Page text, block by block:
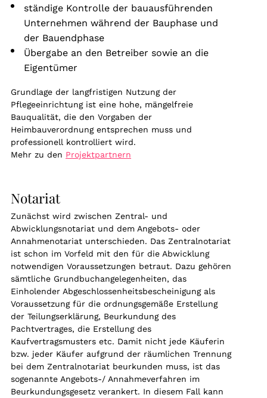
ständige Kontrolle der bauausführenden
Unternehmen während der Bauphase und
der Bauendphase
Übergabe an den Betreiber sowie an die
Eigentümer
Grundlage der langfristigen Nutzung der
Pflegeeinrichtung ist eine hohe, mängelfreie
Bauqualität, die den Vorgaben der
Heimbauverordnung entsprechen muss und
professionell kontrolliert wird.
Mehr zu den Projektpartnern
Notariat
Zunächst wird zwischen Zentral- und
Abwicklungsnotariat und dem Angebots- oder
Annahmenotariat unterschieden. Das Zentralnotariat
ist schon im Vorfeld mit den für die Abwicklung
notwendigen Voraussetzungen betraut. Dazu gehören
sämtliche Grundbuchangelegenheiten, das
Einholender Abgeschlossenheitsbescheinigung als
Voraussetzung für die ordnungsgemäße Erstellung
der Teilungserklärung, Beurkundung des
Pachtvertrages, die Erstellung des
Kaufvertragsmusters etc. Damit nicht jede Käuferin
bzw. jeder Käufer aufgrund der räumlichen Trennung
bei dem Zentralnotariat beurkunden muss, ist das
sogenannte Angebots-/ Annahmeverfahren im
Beurkundungsgesetz verankert. In diesem Fall kann